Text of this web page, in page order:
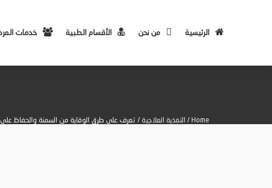
الرئيسية من نحن الأقسام الطبية خدمات
Home
/ التغذية العلاجية / تعرف على طرق الوقاية من السمنة والحفاظ على